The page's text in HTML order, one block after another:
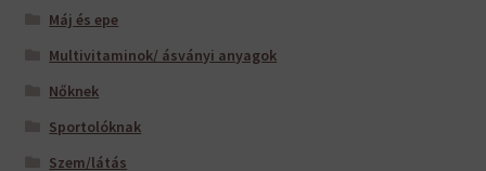
Máj és epe
Multivitaminok/ ásványi anyagok
Nőknek
Sportolóknak
Szem/látás